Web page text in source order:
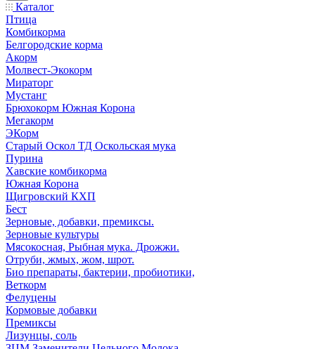
Каталог
Птица
Комбикорма
Белгородские корма
Акорм
Молвест-Экокорм
Мираторг
Мустанг
Брюхокорм Южная Корона
Мегакорм
ЭКорм
Старый Оскол ТД Оскольская мука
Пурина
Хавские комбикорма
Южная Корона
Щигровский КХП
Бест
Зерновые, добавки, премиксы.
Зерновые культуры
Мясокосная, Рыбная мука. Дрожжи.
Отруби, жмых, жом, шрот.
Био препараты, бактерии, пробиотики,
Веткорм
Фелуцены
Кормовые добавки
Премиксы
Лизунцы, соль